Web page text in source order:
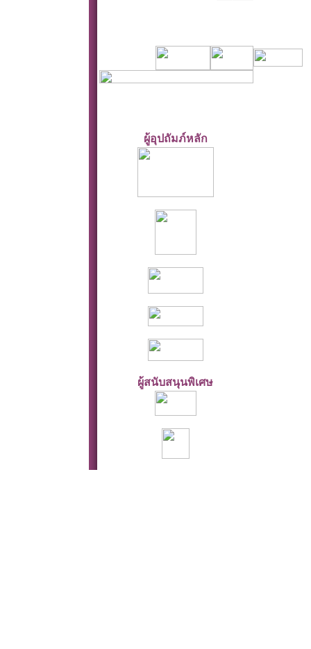
ผู้อุปถัมภ์หลัก
ผู้สนับสนุนพิเศษ